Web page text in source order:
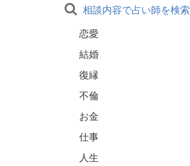
相談内容で占い師を検索
恋愛
結婚
復縁
不倫
お金
仕事
人生